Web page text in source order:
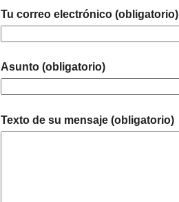
Tu correo electrónico (obligatorio)
Asunto (obligatorio)
Texto de su mensaje (obligatorio)